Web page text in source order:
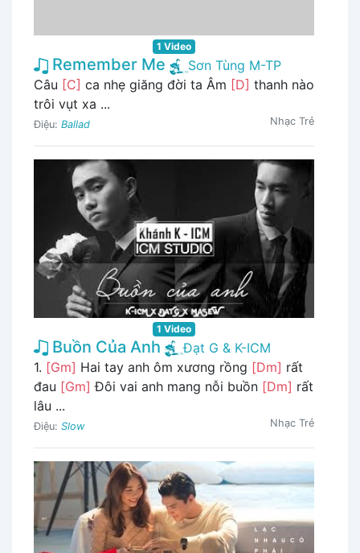
1 Video
Remember Me
Sơn Tùng M-TP
Câu [C] ca nhẹ giăng đời ta Âm [D] thanh nào
trôi vụt xa ...
Điệu: Ballad Nhạc Trẻ
1 Video
Buồn Của Anh
Đạt G & K-ICM
1. [Gm] Hai tay anh ôm xương rồng [Dm] rất
đau [Gm] Đôi vai anh mang nỗi buồn [Dm] rất
lâu ...
Điệu: Slow Nhạc Trẻ